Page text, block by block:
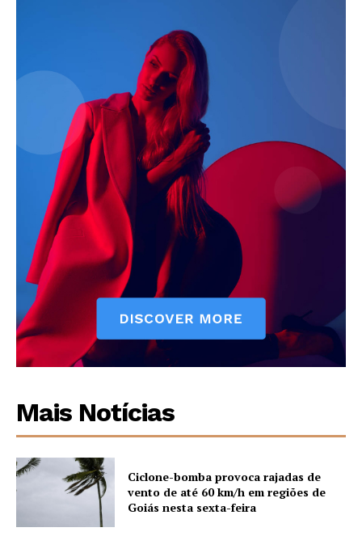
Mais Notícias
Ciclone-bomba provoca rajadas de
vento de até 60 km/h em regiões de
Goiás nesta sexta-feira